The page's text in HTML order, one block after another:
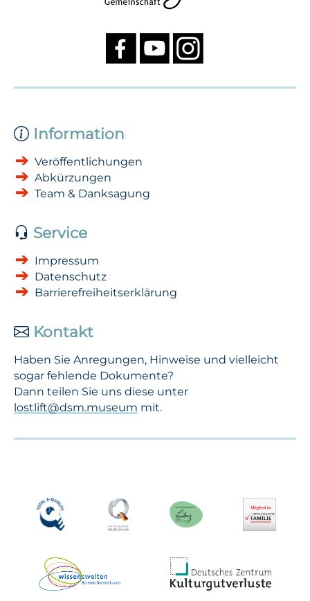
Information
Veröffentlichungen
Abkürzungen
Team & Danksagung
Service
Impressum
Datenschutz
Barrierefreiheitserklärung
Kontakt
Haben Sie Anregungen, Hinweise und vielleicht
sogar fehlende Dokumente?
Dann teilen Sie uns diese unter
lostlift@dsm.museum mit.